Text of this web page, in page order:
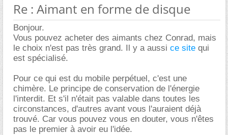
Re : Aimant en forme de disque
Bonjour.
Vous pouvez acheter des aimants chez Conrad, mais
le choix n'est pas très grand. Il y a aussi ce site qui
est spécialisé.
Pour ce qui est du mobile perpétuel, c'est une
chimère. Le principe de conservation de l'énergie
l'interdit. Et s'il n'était pas valable dans toutes les
circonstances, d'autres avant vous l'auraient déjà
trouvé. Car vous pouvez vous en douter, vous n'êtes
pas le premier à avoir eu l'idée.